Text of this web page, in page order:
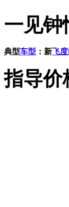
一见钟
典型车型 ：新飞度
指导价